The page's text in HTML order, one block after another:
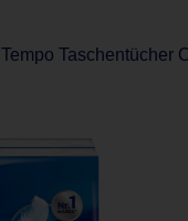
Tempo Taschentücher